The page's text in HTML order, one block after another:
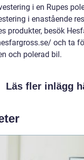
i en Rupes
i enastående
produkter, besök
och ta
och polerad bil.
Läs fler inlägg